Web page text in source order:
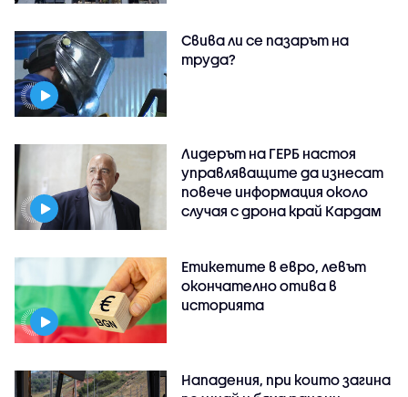
Свива ли се пазарът на
труда?
Лидерът на ГЕРБ настоя
управляващите да изнесат
повече информация около
случая с дрона край Кардам
Етикетите в евро, левът
окончателно отива в
историята
Нападения, при които загина